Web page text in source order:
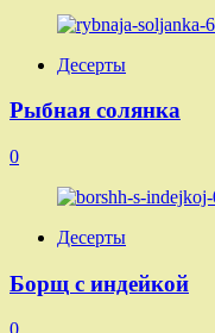
Десерты
Рыбная солянка
0
Десерты
Борщ с индейкой